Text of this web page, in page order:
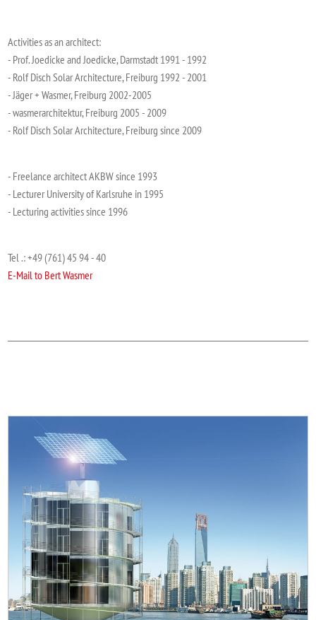
Activities as an architect:
- Prof. Joedicke and Joedicke, Darmstadt 1991 - 1992
- Rolf Disch Solar Architecture, Freiburg 1992 - 2001
- Jäger + Wasmer, Freiburg 2002-2005
- wasmerarchitektur, Freiburg 2005 - 2009
- Rolf Disch Solar Architecture, Freiburg since 2009
- Freelance architect AKBW since 1993
- Lecturer University of Karlsruhe in 1995
- Lecturing activities since 1996
Tel .: +49 (761) 45 94 - 40
E-Mail to Bert Wasmer